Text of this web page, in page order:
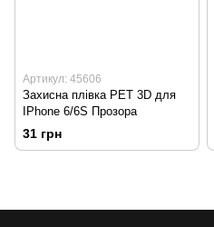
Артикул: 45606
Захисна плівка PET 3D для
IPhone 6/6S Прозора
31 грн